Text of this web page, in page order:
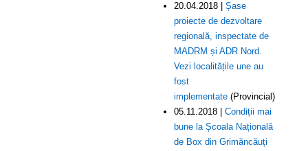
20.04.2018 | Șase
proiecte de dezvoltare
regională, inspectate de
MADRM și ADR Nord.
Vezi localitățile une au
fost
implementate(Provincial)
05.11.2018 | Condiții mai
bune la Școala Națională
de Box din Grimăncăuți